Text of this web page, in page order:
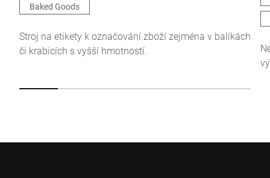
Tímto potvrzuji, že souhlasím s použitím svých údajů ke
Baked Goods
Stroj na etikety k označování zboží zejména v balíkách
či krabicích s vyšší hmotností.